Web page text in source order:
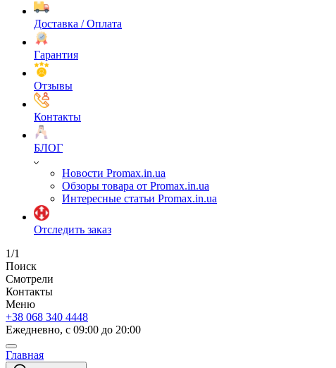
Доставка / Оплата
Гарантия
Отзывы
Контакты
БЛОГ
Новости Promax.in.ua
Обзоры товара от Promax.in.ua
Интересные статьи Promax.in.ua
Отследить заказ
1/1
Поиск
Смотрели
Контакты
Меню
+38 068 340 4448
Ежедневно, с 09:00 до 20:00
Главная